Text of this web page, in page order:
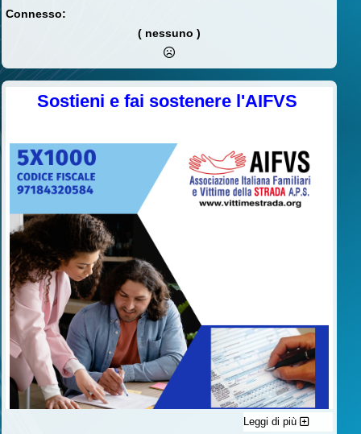
Connesso:
( nessuno )
Sostieni e fai sostenere l'AIFVS
C'è un modo di contribuire alle attività dell’A.I.F.V.S. a favore
Leggi di più